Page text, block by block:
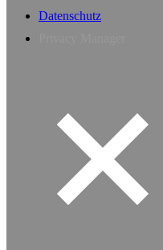
Datenschutz